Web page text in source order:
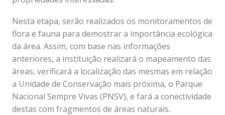
Nesta etapa, serão realizados os monitoramentos de
flora e fauna para demostrar a importância ecológica
da área. Assim, com base nas informações
anteriores, a instituição realizará o mapeamento das
áreas, verificará a localização das mesmas em relação
a Unidade de Conservação mais próxima, o Parque
Nacional Sempre Vivas (PNSV), e fará a conectividade
destas com fragmentos de áreas naturais.